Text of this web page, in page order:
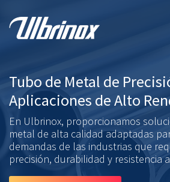
Tubo de Metal de
Aplicaciones de Alto
En Ulbrinox, proporcionamos
metal de alta calidad adaptadas
demandas de las industrias que
precisión, durabilidad y resistencia